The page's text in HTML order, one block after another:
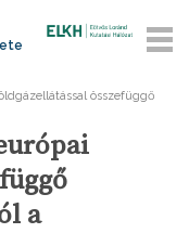
összefüggő
a